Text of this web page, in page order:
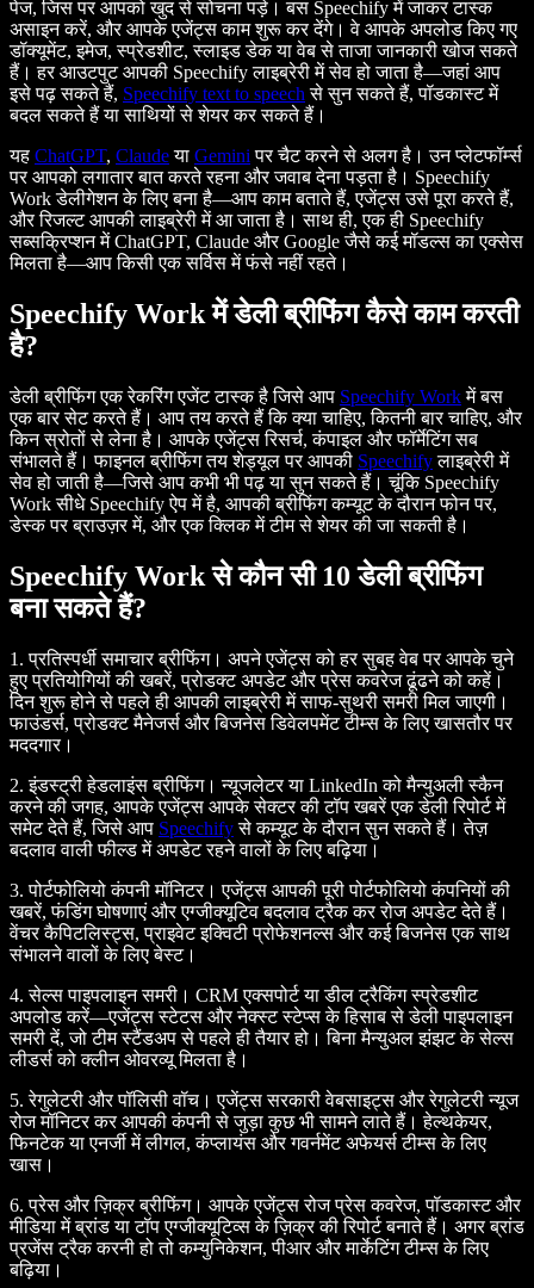
पेज, जिस पर आपको खुद से सोचना पड़े। बस Speechify में जाकर टास्क
असाइन करें, और आपके एजेंट्स काम शुरू कर देंगे। वे आपके अपलोड किए गए
डॉक्यूमेंट, इमेज, स्प्रेडशीट, स्लाइड डेक या वेब से ताजा जानकारी खोज सकते
हैं। हर आउटपुट आपकी Speechify लाइब्रेरी में सेव हो जाता है—जहां आप
इसे पढ़ सकते हैं, Speechify text to speechसे सुन सकते हैं, पॉडकास्ट में
बदल सकते हैं या साथियों से शेयर कर सकते हैं।
यह ChatGPT, Claudeया Geminiपर चैट करने से अलग है। उन प्लेटफॉर्म्स
पर आपको लगातार बात करते रहना और जवाब देना पड़ता है। Speechify
Work डेलीगेशन के लिए बना है—आप काम बताते हैं, एजेंट्स उसे पूरा करते हैं,
और रिजल्ट आपकी लाइब्रेरी में आ जाता है। साथ ही, एक ही Speechify
सब्सक्रिप्शन में ChatGPT, Claude और Google जैसे कई मॉडल्स का एक्सेस
मिलता है—आप किसी एक सर्विस में फंसे नहीं रहते।
Speechify Work में डेली ब्रीफिंग कैसे काम करती
है?
डेली ब्रीफिंग एक रेकरिंग एजेंट टास्क है जिसे आप Speechify Workमें बस
एक बार सेट करते हैं। आप तय करते हैं कि क्या चाहिए, कितनी बार चाहिए, और
किन स्रोतों से लेना है। आपके एजेंट्स रिसर्च, कंपाइल और फॉर्मेटिंग सब
संभालते हैं। फाइनल ब्रीफिंग तय शेड्यूल पर आपकी Speechifyलाइब्रेरी में
सेव हो जाती है—जिसे आप कभी भी पढ़ या सुन सकते हैं। चूंकि Speechify
Work सीधे Speechify ऐप में है, आपकी ब्रीफिंग कम्यूट के दौरान फोन पर,
डेस्क पर ब्राउज़र में, और एक क्लिक में टीम से शेयर की जा सकती है।
Speechify Work से कौन सी 10 डेली ब्रीफिंग
बना सकते हैं?
1. प्रतिस्पर्धी समाचार ब्रीफिंग। अपने एजेंट्स को हर सुबह वेब पर आपके चुने
हुए प्रतियोगियों की खबरें, प्रोडक्ट अपडेट और प्रेस कवरेज ढूंढने को कहें।
दिन शुरू होने से पहले ही आपकी लाइब्रेरी में साफ-सुथरी समरी मिल जाएगी।
फाउंडर्स, प्रोडक्ट मैनेजर्स और बिजनेस डिवेलपमेंट टीम्स के लिए खासतौर पर
मददगार।
2. इंडस्ट्री हेडलाइंस ब्रीफिंग। न्यूजलेटर या LinkedIn को मैन्युअली स्कैन
करने की जगह, आपके एजेंट्स आपके सेक्टर की टॉप खबरें एक डेली रिपोर्ट में
समेट देते हैं, जिसे आप Speechifyसे कम्यूट के दौरान सुन सकते हैं। तेज़
बदलाव वाली फील्ड में अपडेट रहने वालों के लिए बढ़िया।
3. पोर्टफोलियो कंपनी मॉनिटर। एजेंट्स आपकी पूरी पोर्टफोलियो कंपनियों की
खबरें, फंडिंग घोषणाएं और एग्जीक्यूटिव बदलाव ट्रैक कर रोज अपडेट देते हैं।
वेंचर कैपिटलिस्ट्स, प्राइवेट इक्विटी प्रोफेशनल्स और कई बिजनेस एक साथ
संभालने वालों के लिए बेस्ट।
4. सेल्स पाइपलाइन समरी। CRM एक्सपोर्ट या डील ट्रैकिंग स्प्रेडशीट
अपलोड करें—एजेंट्स स्टेटस और नेक्स्ट स्टेप्स के हिसाब से डेली पाइपलाइन
समरी दें, जो टीम स्टैंडअप से पहले ही तैयार हो। बिना मैन्युअल झंझट के सेल्स
लीडर्स को क्लीन ओवरव्यू मिलता है।
5. रेगुलेटरी और पॉलिसी वॉच। एजेंट्स सरकारी वेबसाइट्स और रेगुलेटरी न्यूज
रोज मॉनिटर कर आपकी कंपनी से जुड़ा कुछ भी सामने लाते हैं। हेल्थकेयर,
फिनटेक या एनर्जी में लीगल, कंप्लायंस और गवर्नमेंट अफेयर्स टीम्स के लिए
खास।
6. प्रेस और ज़िक्र ब्रीफिंग। आपके एजेंट्स रोज प्रेस कवरेज, पॉडकास्ट और
मीडिया में ब्रांड या टॉप एग्जीक्यूटिव्स के ज़िक्र की रिपोर्ट बनाते हैं। अगर ब्रांड
प्रजेंस ट्रैक करनी हो तो कम्युनिकेशन, पीआर और मार्केटिंग टीम्स के लिए
बढ़िया।